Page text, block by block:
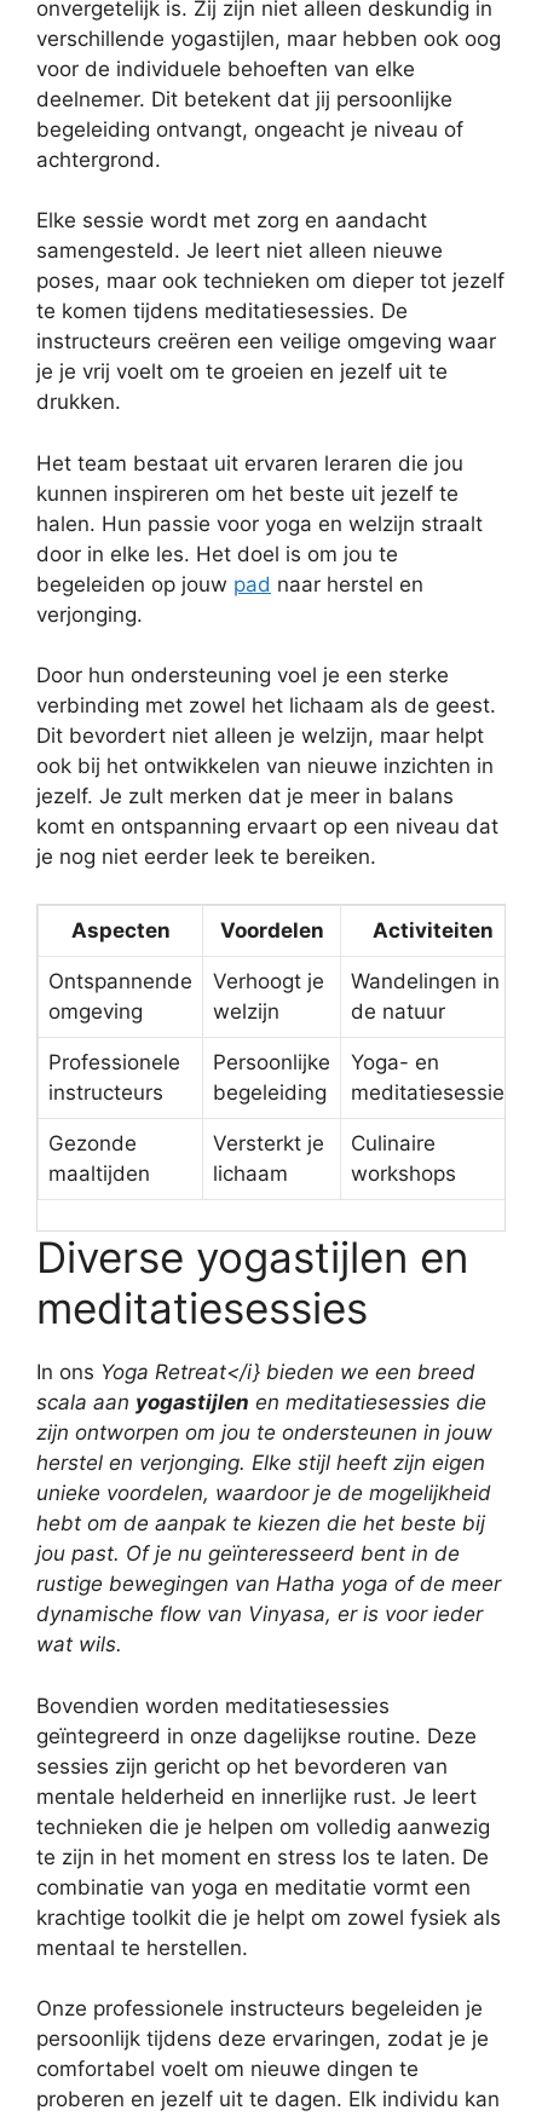
onvergetelijk is. Zij zijn niet alleen deskundig in
verschillende yogastijlen, maar hebben ook oog
voor de individuele behoeften van elke
deelnemer. Dit betekent dat jij persoonlijke
begeleiding ontvangt, ongeacht je niveau of
achtergrond.
Elke sessie wordt met zorg en aandacht
samengesteld. Je leert niet alleen nieuwe
poses, maar ook technieken om dieper tot jezelf
te komen tijdens meditatiesessies. De
instructeurs creëren een veilige omgeving waar
je je vrij voelt om te groeien en jezelf uit te
drukken.
Het team bestaat uit ervaren leraren die jou
kunnen inspireren om het beste uit jezelf te
halen. Hun passie voor yoga en welzijn straalt
door in elke les. Het doel is om jou te
begeleiden op jouw pad naar herstel en
verjonging.
Door hun ondersteuning voel je een sterke
verbinding met zowel het lichaam als de geest.
Dit bevordert niet alleen je welzijn, maar helpt
ook bij het ontwikkelen van nieuwe inzichten in
jezelf. Je zult merken dat je meer in balans
komt en ontspanning ervaart op een niveau dat
je nog niet eerder leek te bereiken.
Aspecten Voordelen Activiteiten
Ontspannende
omgeving
Verhoogt je
welzijn
Wandelingen in
de natuur
Professionele
instructeurs
Persoonlijke
begeleiding
Yoga- en
meditatiesessies
Gezonde
maaltijden
Versterkt je
lichaam
Culinaire
workshops
Diverse yogastijlen en
meditatiesessies
In ons Yoga Retreat</i} bieden we een breed
scala aan yogastijlen en meditatiesessies die
zijn ontworpen om jou te ondersteunen in jouw
herstel en verjonging. Elke stijl heeft zijn eigen
unieke voordelen, waardoor je de mogelijkheid
hebt om de aanpak te kiezen die het beste bij
jou past. Of je nu geïnteresseerd bent in de
rustige bewegingen van Hatha yoga of de meer
dynamische flow van Vinyasa, er is voor ieder
wat wils.
Bovendien worden meditatiesessies
geïntegreerd in onze dagelijkse routine. Deze
sessies zijn gericht op het bevorderen van
mentale helderheid en innerlijke rust. Je leert
technieken die je helpen om volledig aanwezig
te zijn in het moment en stress los te laten. De
combinatie van yoga en meditatie vormt een
krachtige toolkit die je helpt om zowel fysiek als
mentaal te herstellen.
Onze professionele instructeurs begeleiden je
persoonlijk tijdens deze ervaringen, zodat je je
comfortabel voelt om nieuwe dingen te
proberen en jezelf uit te dagen. Elk individu kan